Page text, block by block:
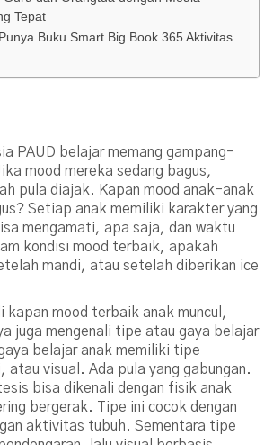
Tepat
Buku Smart Big Book 365 Aktivitas
PAUD belajar memang gampang-
mood mereka sedang bagus,
pula diajak. Kapan mood anak-anak
Setiap anak memiliki karakter yang
mengamati, apa saja, dan waktu
kondisi mood terbaik, apakah
mandi, atau setelah diberikan ice
kapan mood terbaik anak muncul,
juga mengenali tipe atau gaya belajar
belajar anak memiliki tipe
visual. Ada pula yang gabungan.
bisa dikenali dengan fisik anak
bergerak. Tipe ini cocok dengan
aktivitas tubuh. Sementara tipe